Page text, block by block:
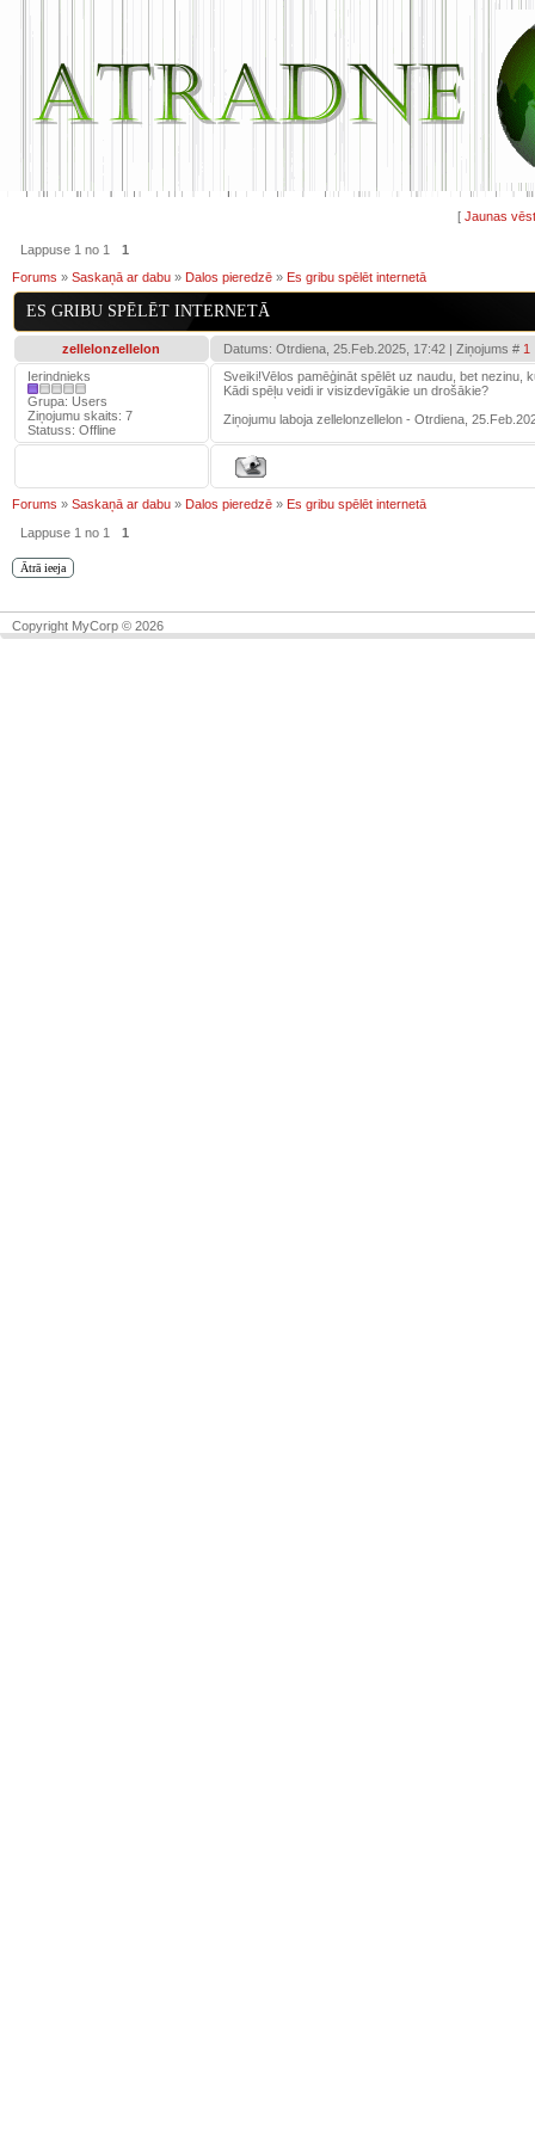
[ Jaunas
Lappuse 1 no 1
1
Forums » Saskaņā ar dabu » Dalos pieredzē » Es gribu spēlēt internetā
ES GRIBU SPĒLĒT INTERNETĀ
zellelonzellelon Datums: Otrdiena, 25.Feb.2025, 17:42 | Ziņojums # 1
Ierindnieks
Grupa: Users
Ziņojumu skaits: 7
Statuss: Offline
Sveiki!Vēlos pamēģināt spēlēt uz naudu, bet nezinu,
Kādi spēļu veidi ir visizdevīgākie un drošākie?
Ziņojumu laboja zellelonzellelon - Otrdiena,
Forums » Saskaņā ar dabu » Dalos pieredzē » Es gribu spēlēt internetā
Lappuse 1 no 1 1
Copyright MyCorp © 2026